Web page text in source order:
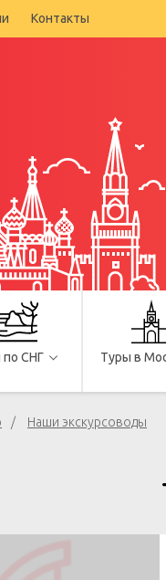
Контакты
по СНГ Туры в
Наши экскурсоводы